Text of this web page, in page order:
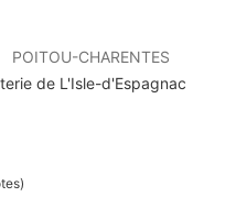
POITOU-CHARENTES
de L'Isle-d'Espagnac